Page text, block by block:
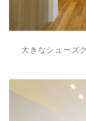
大きなシューズ